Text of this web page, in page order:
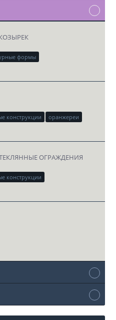
формы
конструкции
оранжереи
ОГРАЖДЕНИЯ
конструкции